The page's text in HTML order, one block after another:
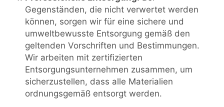
Gegenständen, die nicht verwertet werden
können, sorgen wir für eine sichere und
umweltbewusste Entsorgung gemäß den
geltenden Vorschriften und Bestimmungen.
Wir arbeiten mit zertifizierten
Entsorgungsunternehmen zusammen, um
sicherzustellen, dass alle Materialien
ordnungsgemäß entsorgt werden.